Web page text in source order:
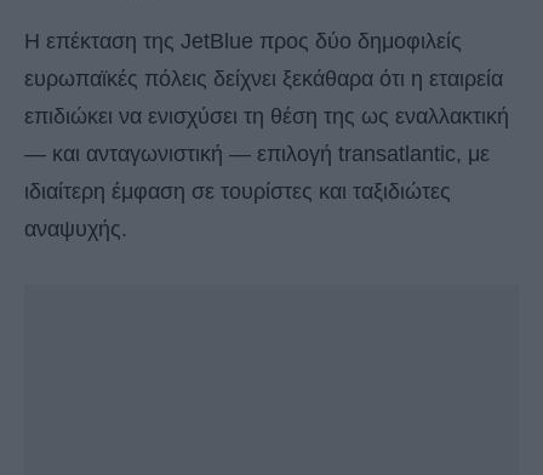
Η επέκταση της JetBlue προς δύο δημοφιλείς
ευρωπαϊκές πόλεις δείχνει ξεκάθαρα ότι η εταιρεία
επιδιώκει να ενισχύσει τη θέση της ως εναλλακτική
— και ανταγωνιστική — επιλογή transatlantic, με
ιδιαίτερη έμφαση σε τουρίστες και ταξιδιώτες
αναψυχής.